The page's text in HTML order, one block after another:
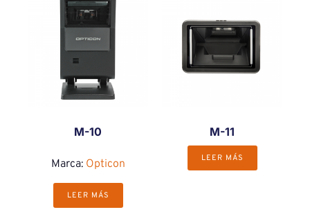
M-10
Marca: Opticon
LEER MÁS
M-11
LEER MÁS